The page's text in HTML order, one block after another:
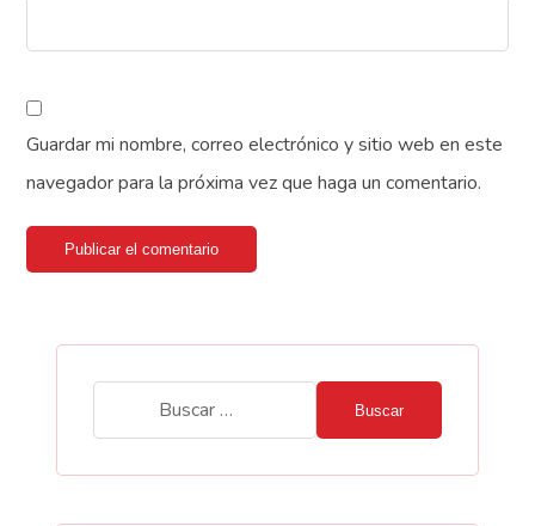
Guardar mi nombre, correo electrónico y sitio web en este
navegador para la próxima vez que haga un comentario.
Publicar el comentario
Buscar